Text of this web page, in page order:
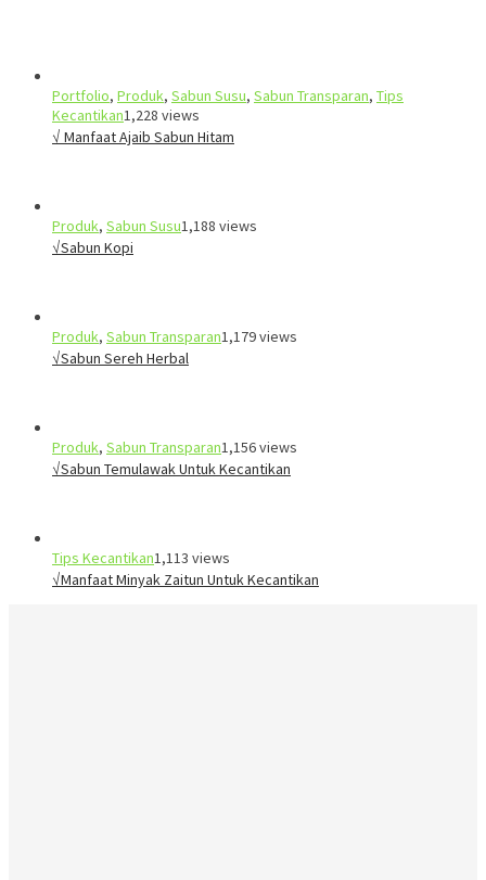
Portfolio, Produk, Sabun Susu, Sabun Transparan, Tips
Kecantikan1,228 views
√ Manfaat Ajaib Sabun Hitam
Produk, Sabun Susu1,188 views
√Sabun Kopi
Produk, Sabun Transparan1,179 views
√Sabun Sereh Herbal
Produk, Sabun Transparan1,156 views
√Sabun Temulawak Untuk Kecantikan
Tips Kecantikan1,113 views
√Manfaat Minyak Zaitun Untuk Kecantikan